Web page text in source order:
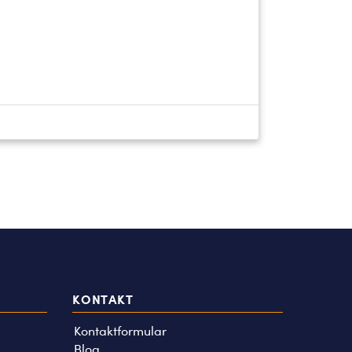
KONTAKT
Kontaktformular
Blog